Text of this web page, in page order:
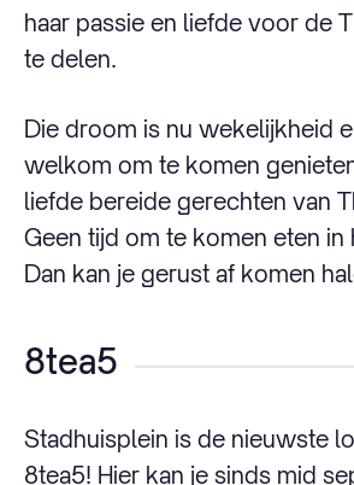
haar passie en liefde voor de
te delen.
Die droom is nu wekelijkheid
welkom om te komen
liefde bereide gerechten van
Geen tijd om te komen eten in
Dan kan je gerust af komen
8tea5
Stadhuisplein is de nieuwste
8tea5! Hier kan je sinds mid